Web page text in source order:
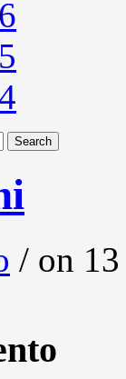
/ on